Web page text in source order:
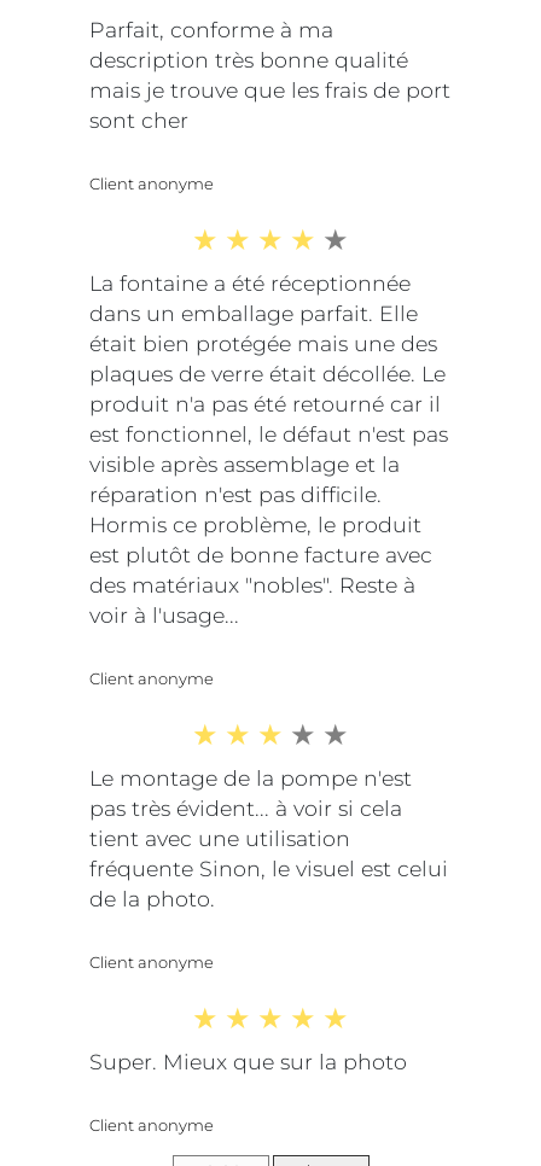
Parfait, conforme à ma
description très bonne qualité
mais je trouve que les frais de port
sont cher
Client anonyme
La fontaine a été réceptionnée
dans un emballage parfait. Elle
était bien protégée mais une des
plaques de verre était décollée. Le
produit n'a pas été retourné car il
est fonctionnel, le défaut n'est pas
visible après assemblage et la
réparation n'est pas difficile.
Hormis ce problème, le produit
est plutôt de bonne facture avec
des matériaux "nobles". Reste à
voir à l'usage...
Client anonyme
Le montage de la pompe n'est
pas très évident... à voir si cela
tient avec une utilisation
fréquente Sinon, le visuel est celui
de la photo.
Client anonyme
Super. Mieux que sur la photo
Client anonyme